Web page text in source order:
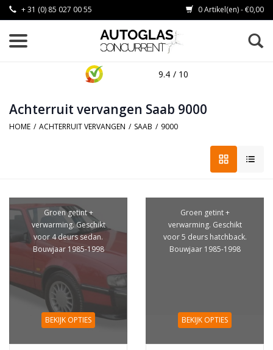
+ 31 (0) 85 027 00 55 0 Artikel(en) - €0,00
9.4 / 10
Achterruit vervangen Saab 9000
HOME / ACHTERRUIT VERVANGEN / SAAB / 9000
Groen getint +
verwarming. Geschikt
voor 4 deurs sedan.
Bouwjaar 1985-1998
BEKIJK OPTIES
Groen getint +
verwarming. Geschikt
voor 5 deurs hatchback.
Bouwjaar 1985-1998
BEKIJK OPTIES